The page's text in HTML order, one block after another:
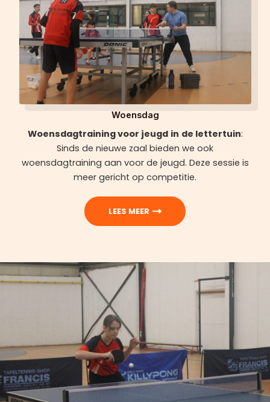
Woensdag
Woensdagtraining voor jeugd in de lettertuin:
Sinds de nieuwe zaal bieden we ook
woensdagtraining aan voor de jeugd. Deze sessie is
meer gericht op competitie.
LEES MEER